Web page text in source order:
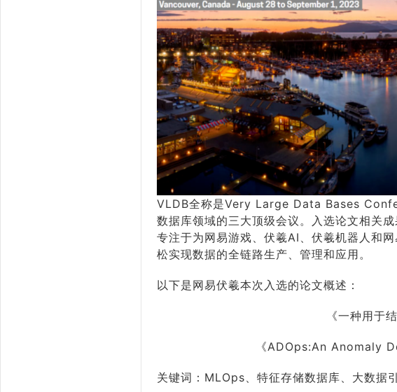
VLDB全称是Very Large Data Bases
数据库领域的三大顶级会议。入选论文相关
专注于为网易游戏、伏羲AI、伏羲机器人和
松实现数据的全链路生产、管理和应用。
以下是网易伏羲本次入选的论文概述：
《一种用于
《ADOps:An Anomaly
关键词：MLOps、特征存储数据库、大数据